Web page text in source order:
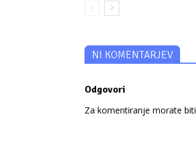
NI KOMENTARJEV
Odgovori
Za komentiranje morate biti